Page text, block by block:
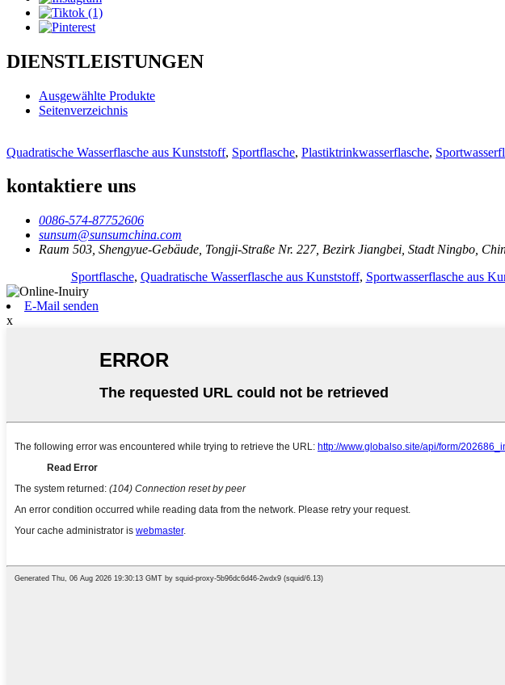
DIENSTLEISTUNGEN
Ausgewählte Produkte
Seitenverzeichnis
Quadratische Wasserflasche aus Kunststoff, Sportflasche, Plastiktrinkwasserflasche,
kontaktiere uns
0086-574-87752606
sunsum@sunsumchina.com
Raum 503, Shengyue-Gebäude, Tongji-Straße Nr. 227, Bezirk Jiangbei, Stadt Ningbo,
Sportflasche, Quadratische Wasserflasche aus Kunststoff, Sportwasserflasche aus
E-Mail senden
x